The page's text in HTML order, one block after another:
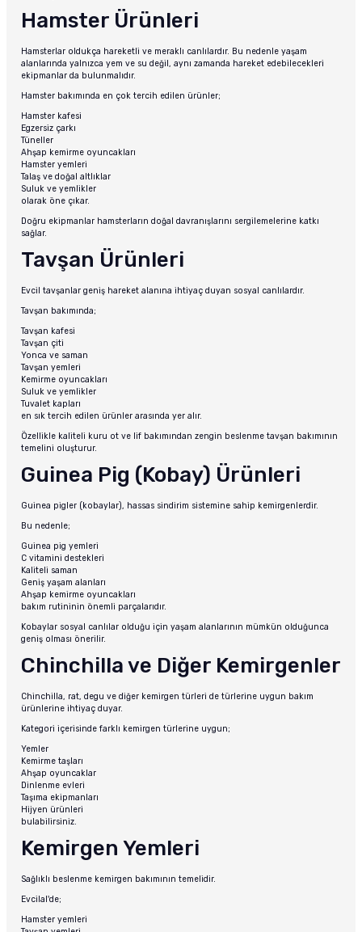
Hamster Ürünleri
Hamsterlar oldukça hareketli ve meraklı canlılardır. Bu nedenle yaşam
alanlarında yalnızca yem ve su değil, aynı zamanda hareket edebilecekleri
ekipmanlar da bulunmalıdır.
Hamster bakımında en çok tercih edilen ürünler;
Hamster kafesi
Egzersiz çarkı
Tüneller
Ahşap kemirme oyuncakları
Hamster yemleri
Talaş ve doğal altlıklar
Suluk ve yemlikler
olarak öne çıkar.
Doğru ekipmanlar hamsterların doğal davranışlarını sergilemelerine katkı
sağlar.
Tavşan Ürünleri
Evcil tavşanlar geniş hareket alanına ihtiyaç duyan sosyal canlılardır.
Tavşan bakımında;
Tavşan kafesi
Tavşan çiti
Yonca ve saman
Tavşan yemleri
Kemirme oyuncakları
Suluk ve yemlikler
Tuvalet kapları
en sık tercih edilen ürünler arasında yer alır.
Özellikle kaliteli kuru ot ve lif bakımından zengin beslenme tavşan bakımının
temelini oluşturur.
Guinea Pig (Kobay) Ürünleri
Guinea pigler (kobaylar), hassas sindirim sistemine sahip kemirgenlerdir.
Bu nedenle;
Guinea pig yemleri
C vitamini destekleri
Kaliteli saman
Geniş yaşam alanları
Ahşap kemirme oyuncakları
bakım rutininin önemli parçalarıdır.
Kobaylar sosyal canlılar olduğu için yaşam alanlarının mümkün olduğunca
geniş olması önerilir.
Chinchilla ve Diğer Kemirgenler
Chinchilla, rat, degu ve diğer kemirgen türleri de türlerine uygun bakım
ürünlerine ihtiyaç duyar.
Kategori içerisinde farklı kemirgen türlerine uygun;
Yemler
Kemirme taşları
Ahşap oyuncaklar
Dinlenme evleri
Taşıma ekipmanları
Hijyen ürünleri
bulabilirsiniz.
Kemirgen Yemleri
Sağlıklı beslenme kemirgen bakımının temelidir.
Evcilal'de;
Hamster yemleri